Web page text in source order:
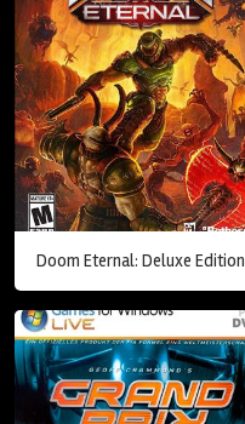
Doom Eternal: Deluxe Edition